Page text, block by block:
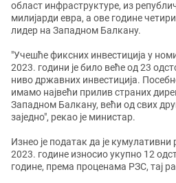
област инфраструктуре, из
милијарди евра, а ове године
лидер на Западном Балкану.
"Учешће фиксних инвестиција у
2023. години је било веће од 23
ниво државних инвестиција.
имамо највећи прилив страних
Западном Балкану, већи од свих
заједно", рекао је министар.
Изнео је податак да је
2023. године износио укупно 12
године, према проценама РЗС, тај